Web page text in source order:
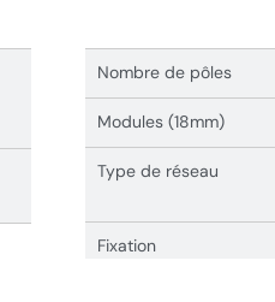
Nombre de pôles
Modules (18mm)
Type de réseau
Fixation